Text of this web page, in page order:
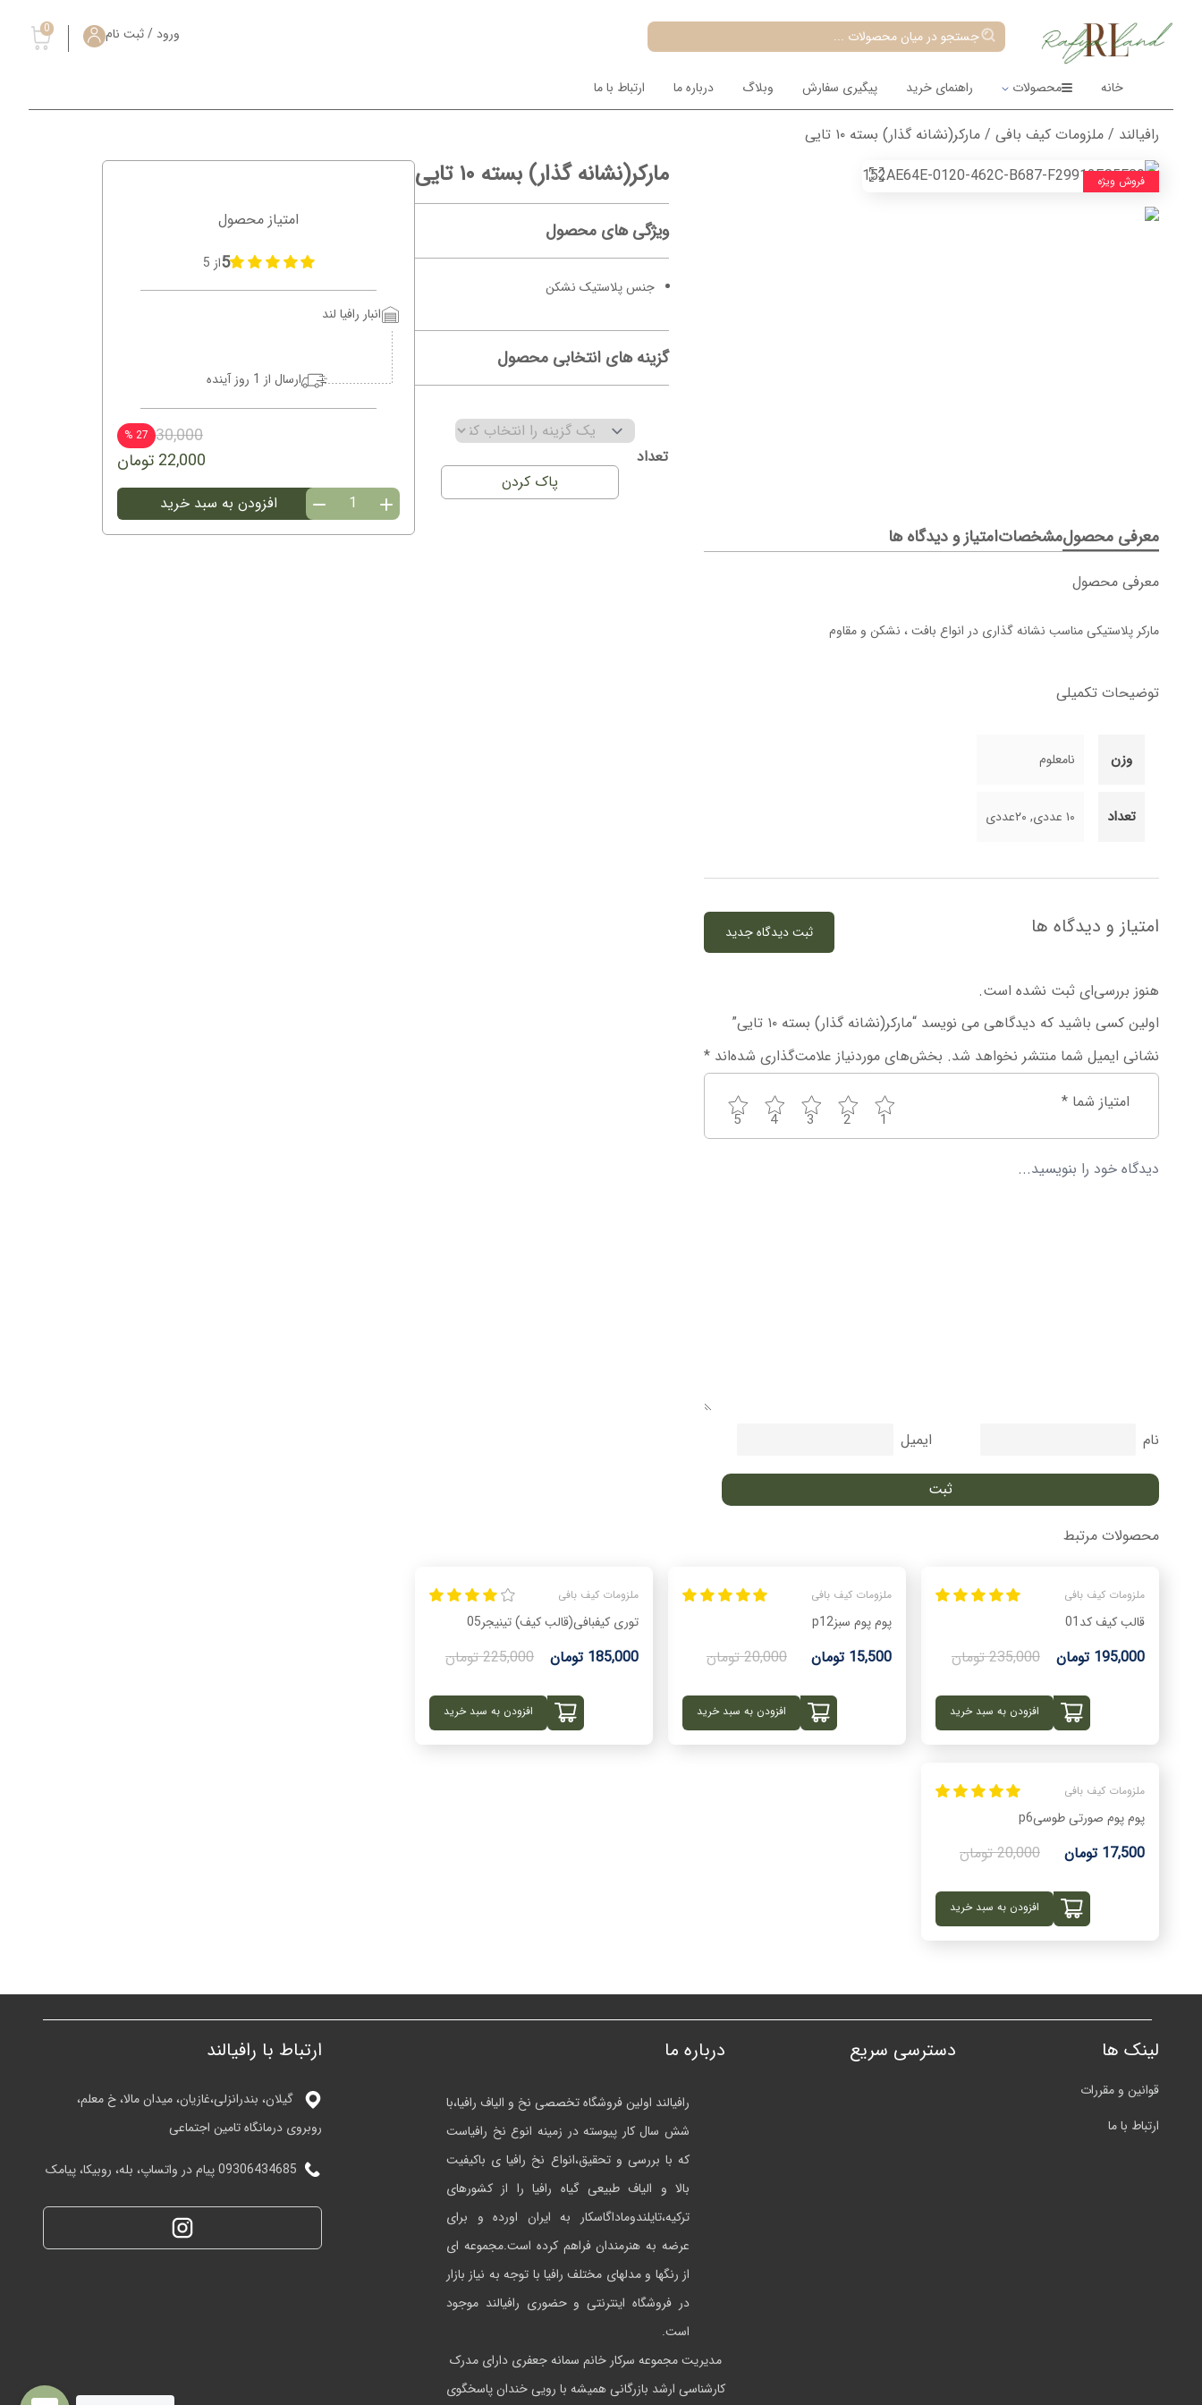
جستجو در میان محصولات ... ورود / ثبت نام 0
خانه محصولات راهنمای خرید پیگیری سفارش وبلاگ درباره ما ارتباط با ما
رافیالند / ملزومات کیف بافی / مارکر(نشانه گذار) بسته ۱۰ تایی
فروش ویژه مارکر(نشانه گذار) بسته ۱۰ تایی
ویژگی های محصول
جنس پلاستیک نشکن
گزینه های انتخابی محصول
تعداد
پاک کردن
معرفی محصولمشخصاتامتیاز و دیدگاه ها
معرفی محصول
مارکر پلاستیکی مناسب نشانه گذاری در انواع بافت ، نشکن و مقاوم
توضیحات تکمیلی
وزن نامعلوم
تعداد ۱۰ عددی, ۲۰عددی
امتیاز و دیدگاه ها ثبت دیدگاه جدید
هنوز بررسی‌ای ثبت نشده است.
اولین کسی باشید که دیدگاهی می نویسد “مارکر(نشانه گذار) بسته ۱۰ تایی”
نشانی ایمیل شما منتشر نخواهد شد. بخش‌های موردنیاز علامت‌گذاری شده‌اند *
امتیاز شما *
1
2
3
4
5
نام ایمیل
محصولات مرتبط
ملزومات کیف بافی
قالب کیف کد01
195,000 تومان 235,000 تومان
افزودن به سبد خرید
ملزومات کیف بافی
پوم پوم سبزp12
15,500 تومان 20,000 تومان
افزودن به سبد خرید
ملزومات کیف بافی
توری کیفبافی(قالب کیف) تینیجر05
185,000 تومان 225,000 تومان
افزودن به سبد خرید
ملزومات کیف بافی
پوم پوم صورتی طوسیp6
17,500 تومان 20,000 تومان
افزودن به سبد خرید
امتیاز محصول
5از 5
انبار رافیا لند
ارسال از 1 روز آینده
22,000 تومان
30,000
27 %
مارکر(نشانه
گذار)
افزودن به سبد خرید
لینک ها
قوانین و مقررات
ارتباط با ما
دسترسی سریع درباره ما
رافیالند اولین فروشگاه تخصصی نخ و الیاف رافیا،با
شش سال کار پیوسته در زمینه انوع نخ رافیاست
که با بررسی و تحقیق،انواع نخ رافیا ی باکیفیت
بالا و الیاف طبیعی گیاه رافیا را از کشورهای
ترکیه،تایلندوماداگاسکار به ایران اورده و برای
عرضه به هنرمندان فراهم کرده است.مجموعه ای
از رنگها و مدلهای مختلف رافیا با توجه به نیاز بازار
در فروشگاه اینترنتی و حضوری رافیالند موجود
است.
مدیریت مجموعه سرکار خانم سمانه جعفری دارای مدرک
کارشناسی ارشد بازرگانی همیشه با رویی خندان پاسخگوی
ارتباط با رافیالند
گیلان، بندرانزلی،غازیان، میدان مالا، خ معلم،
روبروی درمانگاه تامین اجتماعی
09306434685 پیام در واتساپ، بله، روبیکا، پیامک